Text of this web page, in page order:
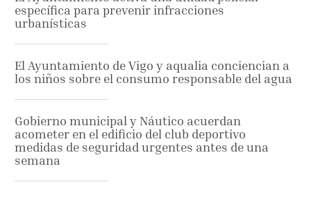
específica para prevenir infracciones
urbanísticas
El Ayuntamiento de Vigo y aqualia conciencian a
los niños sobre el consumo responsable del agua
Gobierno municipal y Náutico acuerdan
acometer en el edificio del club deportivo
medidas de seguridad urgentes antes de una
semana